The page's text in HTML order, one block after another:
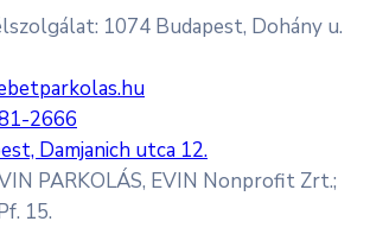
1074 Budapest, Dohány u.
2666
Damjanich utca 12.
PARKOLÁS, EVIN Nonprofit Zrt.;
15.